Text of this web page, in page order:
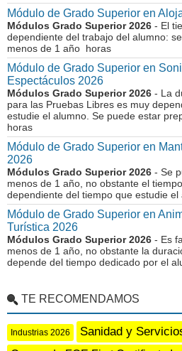
Módulo de Grado Superior en
Módulos Grado Superior 2026 - El
dependiente del trabajo del alumno:
menos de 1 año horas
Módulo de Grado Superior en
Espectáculos 2026
Módulos Grado Superior 2026 - La
para las Pruebas Libres es muy
estudie el alumno. Se puede estar
horas
Módulo de Grado Superior en
2026
Módulos Grado Superior 2026 - Se
menos de 1 año, no obstante el
dependiente del tiempo que estudie
Módulo de Grado Superior en
Turística 2026
Módulos Grado Superior 2026 - Es
menos de 1 año, no obstante la
depende del tiempo dedicado por el
TE RECOMENDAMOS
Industrias 2026 Sanidad y